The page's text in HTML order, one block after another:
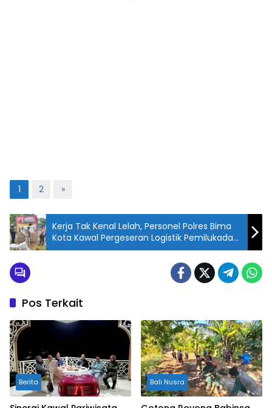
1 2 »
Kerja Tak Kenal Lelah, Personel Polres Bima
Kota Kawal Pergeseran Logistik Pemilukada
dari PPK ke KPU
Pos Terkait
Berita Bali Nusra